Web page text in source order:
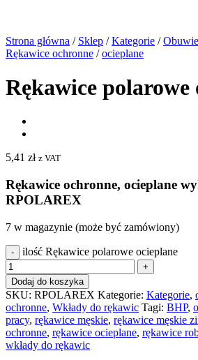
Strona główna / Sklep / Kategorie /
Rękawice ochronne / ocieplane
Rękawice polarowe
5,41 zł z VAT
Rękawice ochronne, ocieplane
RPOLAREX
7 w magazynie (może być zamówiony)
ilość Rękawice polarowe ocieplane
Dodaj do koszyka
SKU: RPOLAREX Kategorie: Kategorie,
ochronne, Wkłady do rękawic Tagi: BHP,
pracy, rękawice męskie, rękawice męskie
ochronne, rękawice ocieplane, rękawice
wkłady do rękawic